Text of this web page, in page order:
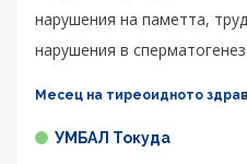
нарушения на паметта,
нарушения в
Месец на тиреоидното
УМБАЛ Токуда